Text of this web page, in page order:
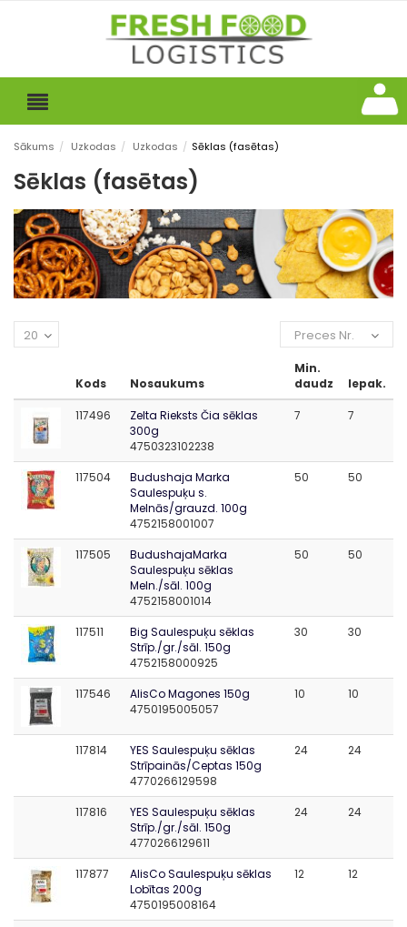
Sākums / Uzkodas / Uzkodas / Sēklas (fasētas)
Sēklas (fasētas)
Preces Nr.
20
Kods Nosaukums
Min.
daudz
Iepak.
117496
Zelta Rieksts Čia sēklas
300g
4750323102238
7 7
117504
Budushaja Marka
Saulespuķu s.
Melnās/grauzd. 100g
4752158001007
50 50
117505
BudushajaMarka
Saulespuķu sēklas
Meln./sāl. 100g
4752158001014
50 50
117511
Big Saulespuķu sēklas
Strīp./gr./sāl. 150g
4752158000925
30 30
117546
AlisCo Magones 150g
4750195005057
10 10
117814
YES Saulespuķu sēklas
Strīpainās/Ceptas 150g
4770266129598
24 24
117816
YES Saulespuķu sēklas
Strīp./gr./sāl. 150g
4770266129611
24 24
117877
AlisCo Saulespuķu sēklas
Lobītas 200g
4750195008164
12 12